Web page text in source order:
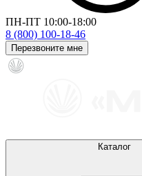
ПН-ПТ 10:00-18:00
8 (800) 100-18-46
Перезвоните мне
Каталог